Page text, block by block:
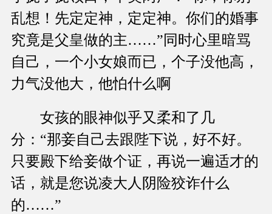
乱想！先定定神，定定神。你们的婚事
究竟是父皇做的主……”同时心里暗骂
自己，一个小女娘而已，个子没他高，
力气没他大，他怕什么啊
女孩的眼神似乎又柔和了几
分：“那妾自己去跟陛下说，好不好。
只要殿下给妾做个证，再说一遍适才的
话，就是您说凌大人阴险狡诈什么
的……”